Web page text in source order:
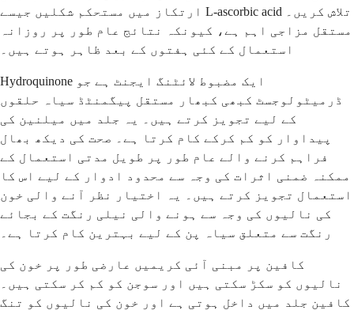
ارتکاز میں مستحکم شکلیں جیسے L-ascorbic acid تلاش کریں۔
مستقل مزاجی اہم ہے، کیونکہ نتائج عام طور پر روزانہ
استعمال کے کئی ہفتوں کے بعد ظاہر ہوتے ہیں۔
Hydroquinone ایک مضبوط لائٹنگ ایجنٹ ہے جو
ڈرمیٹولوجسٹ کبھی کبھار مستقل پیگمنٹڈ سیاہ حلقوں
کے لیے تجویز کرتے ہیں۔ یہ جلد میں میلنین کی
پیداوار کو کم کرکے کام کرتا ہے۔ صحت کی دیکھ بھال
فراہم کرنے والے عام طور پر طویل مدتی استعمال کے
ممکنہ ضمنی اثرات کی وجہ سے محدود ادوار کے لیے اس کا
استعمال تجویز کرتے ہیں۔ یہ اختیار نظر آنے والی خون
کی نالیوں کی وجہ سے ہونے والی نیلی رنگت کے بجائے
رنگت سے متعلق سیاہ پن کے لیے بہترین کام کرتا ہے۔
کافین پر مبنی آئی کریمیں عارضی طور پر خون کی
نالیوں کو سکڑ سکتی ہیں اور سوجن کو کم کر سکتی ہیں۔
کافین جلد میں داخل ہوتی ہے اور خون کی نالیوں کو تنگ